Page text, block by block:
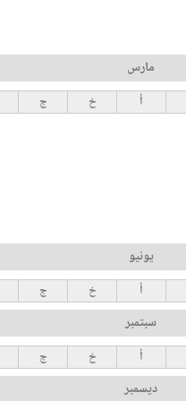
مارس
أ خ ج
يونيو
أ خ ج
سبتمبر
أ خ ج
ديسمبر